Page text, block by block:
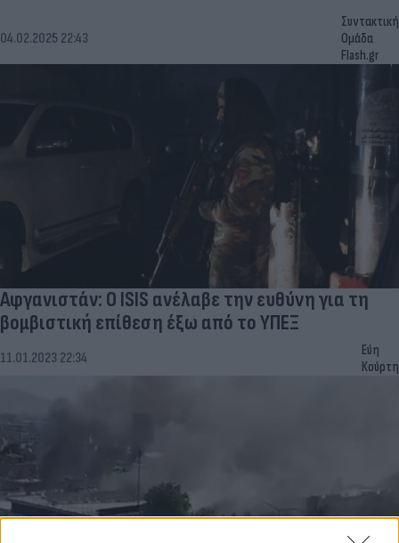
04.02.2025 22:43
Συντακτική
Ομάδα
Flash.gr
Αφγανιστάν: Ο ISIS ανέλαβε την ευθύνη για τη
βομβιστική επίθεση έξω από το ΥΠΕΞ
11.01.2023 22:34
Εύη
Κούρτη